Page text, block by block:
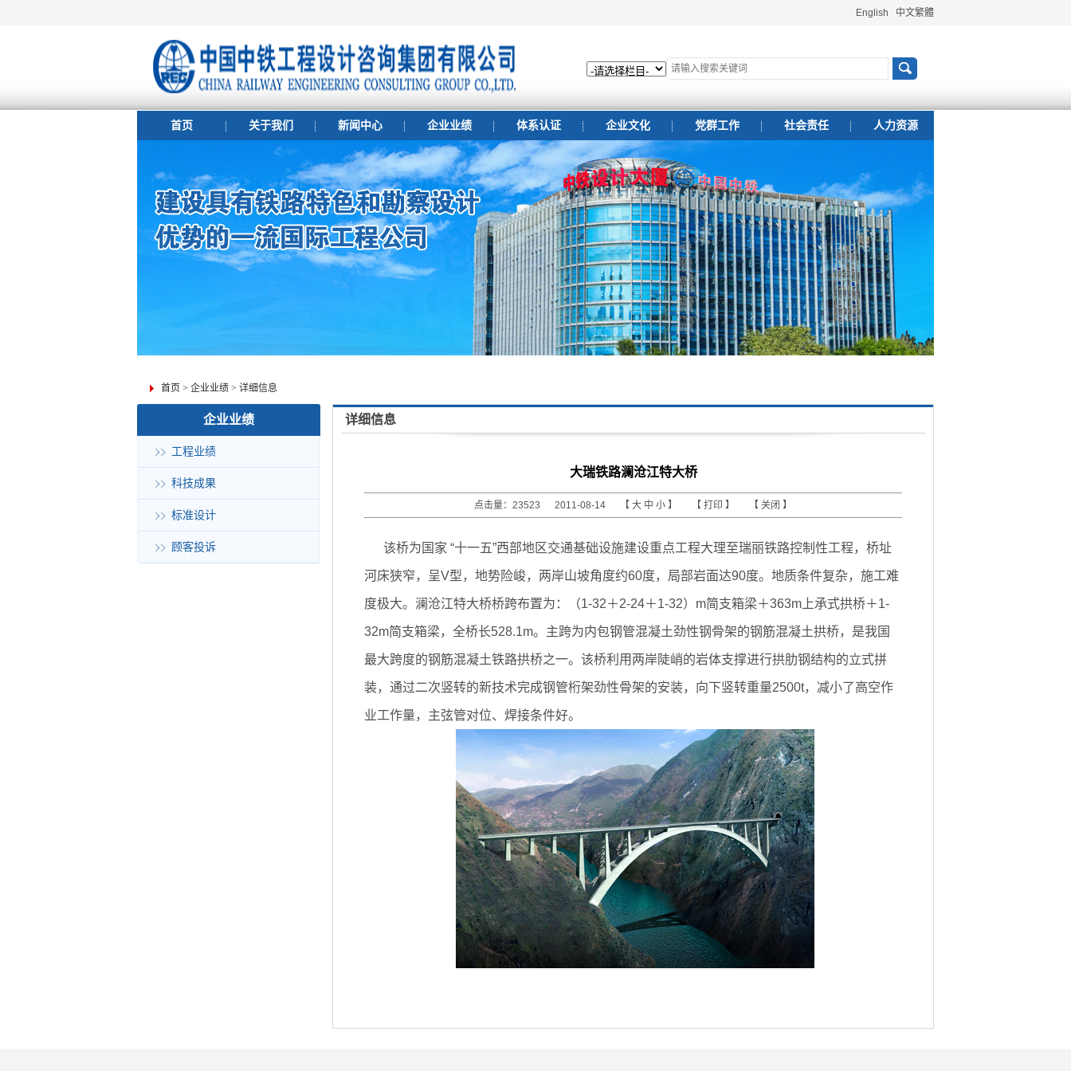
English 中文繁體
首页 关于我们 新闻中心 企业业绩 体系认证 企业文化 党群工作 社会责任 人力资源
首页 > 企业业绩 > 详细信息
企业业绩
工程业绩
科技成果
标准设计
顾客投诉
详细信息
大瑞铁路澜沧江特大桥
点击量：23523 2011-08-14 【 大 中 小 】 【 打印 】 【 关闭 】
该桥为国家 “十一五”西部地区交通基础设施建设重点工程大理至瑞丽铁路控制性工程，桥址
河床狭窄，呈V型，地势险峻，两岸山坡角度约60度，局部岩面达90度。地质条件复杂，施工难
度极大。澜沧江特大桥桥跨布置为：（1-32＋2-24＋1-32）m简支箱梁＋363m上承式拱桥＋1-
32m简支箱梁，全桥长528.1m。主跨为内包钢管混凝土劲性钢骨架的钢筋混凝土拱桥，是我国
最大跨度的钢筋混凝土铁路拱桥之一。该桥利用两岸陡峭的岩体支撑进行拱肋钢结构的立式拼
装，通过二次竖转的新技术完成钢管桁架劲性骨架的安装，向下竖转重量2500t，减小了高空作
业工作量，主弦管对位、焊接条件好。